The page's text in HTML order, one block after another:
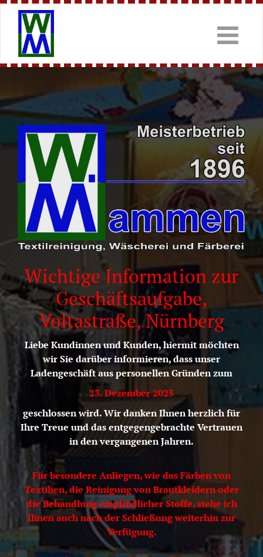
Wichtige Information zur
Geschäftsaufgabe,
Voltastraße, Nürnberg
Liebe Kundinnen und Kunden, hiermit möchten
wir Sie darüber informieren, dass unser
Ladengeschäft aus personellen Gründen zum
23. Dezember 2025
geschlossen wird. Wir danken Ihnen herzlich für
Ihre Treue und das entgegengebrachte Vertrauen
in den vergangenen Jahren.
Für besondere Anliegen, wie das Färben von
Textilien, die Reinigung von Brautkleidern oder
die Behandlung empfindlicher Stoffe, stehe ich
Ihnen auch nach der Schließung weiterhin zur
Verfügung.